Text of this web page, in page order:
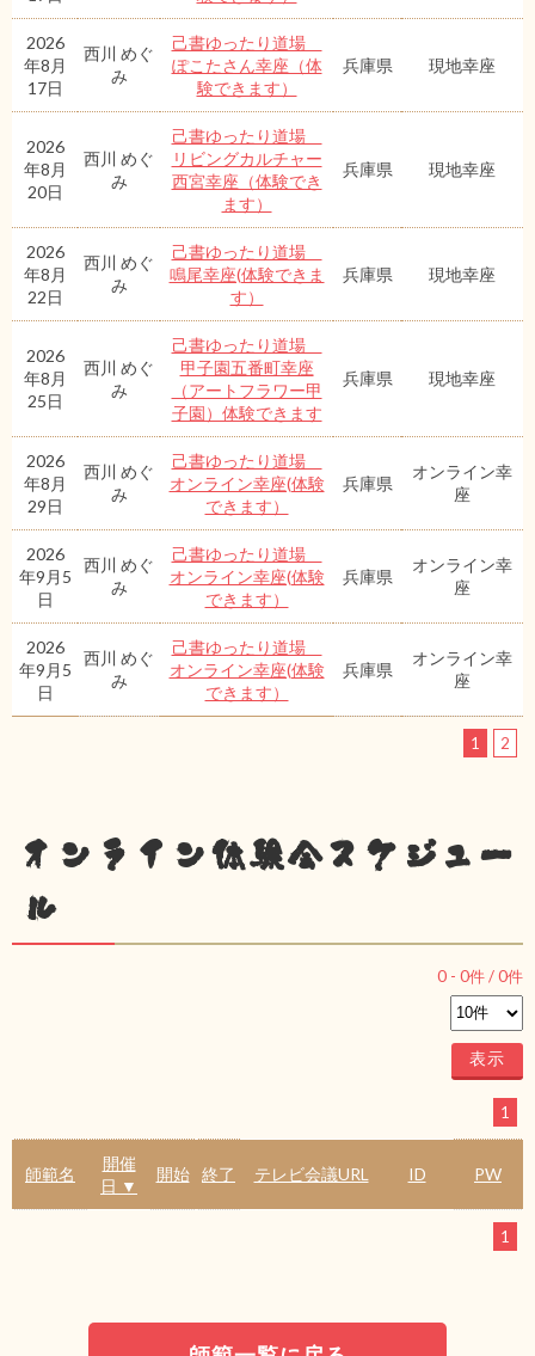
2026
年8月
17日
西川 めぐ
み
己書ゆったり道場
ぽこたさん幸座（体
験できます）
兵庫県 現地幸座
2026
年8月
20日
西川 めぐ
み
己書ゆったり道場
リビングカルチャー
西宮幸座（体験でき
ます）
兵庫県 現地幸座
2026
年8月
22日
西川 めぐ
み
己書ゆったり道場
鳴尾幸座(体験できま
す）
兵庫県 現地幸座
2026
年8月
25日
西川 めぐ
み
己書ゆったり道場
甲子園五番町幸座
（アートフラワー甲
子園）体験できます
兵庫県 現地幸座
2026
年8月
29日
西川 めぐ
み
己書ゆったり道場
オンライン幸座(体験
できます）
兵庫県
オンライン幸
座
2026
年9月5
日
西川 めぐ
み
己書ゆったり道場
オンライン幸座(体験
できます）
兵庫県
オンライン幸
座
2026
年9月5
日
西川 めぐ
み
己書ゆったり道場
オンライン幸座(体験
できます）
兵庫県
オンライン幸
座
1 2
オンライン体験会スケジュー
ル
0 - 0件 /0件
1
師範名
開催
日 ▼
開始 終了 テレビ会議URL ID PW
1